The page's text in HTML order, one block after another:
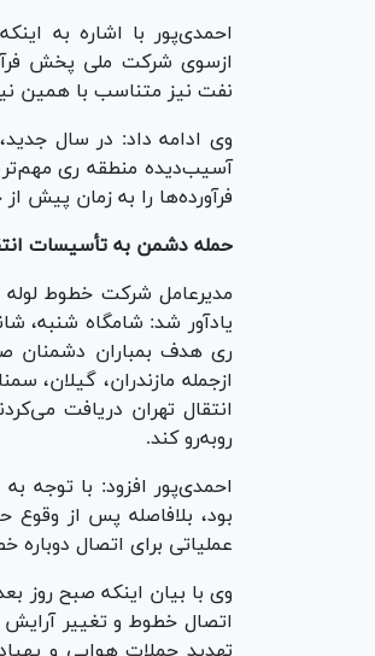
احمدی‌پور با اشاره به
ازسوی شرکت ملی پخش
نفت نیز متناسب با همین
وی ادامه داد: در سال
فرآورده‌ها را به زمان پیش
حمله دشمن به تأسیسات
ری هدف بمباران دشمنان
ازجمله مازندران، گیلان،
انتقال تهران دریافت
روبه‌رو کند.
احمدی‌پور افزود: با توجه
بود، بلافاصله پس از
عملیاتی برای اتصال
اتصال خطوط و تغییر